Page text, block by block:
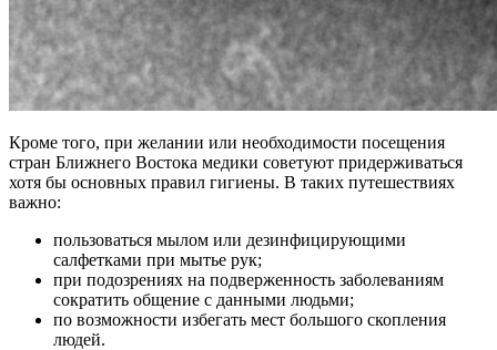
Кроме того, при желании или необходимости посещения
стран Ближнего Востока медики советуют придерживаться
хотя бы основных правил гигиены. В таких путешествиях
важно:
пользоваться мылом или дезинфицирующими
салфетками при мытье рук;
при подозрениях на подверженность заболеваниям
сократить общение с данными людьми;
по возможности избегать мест большого скопления
людей.